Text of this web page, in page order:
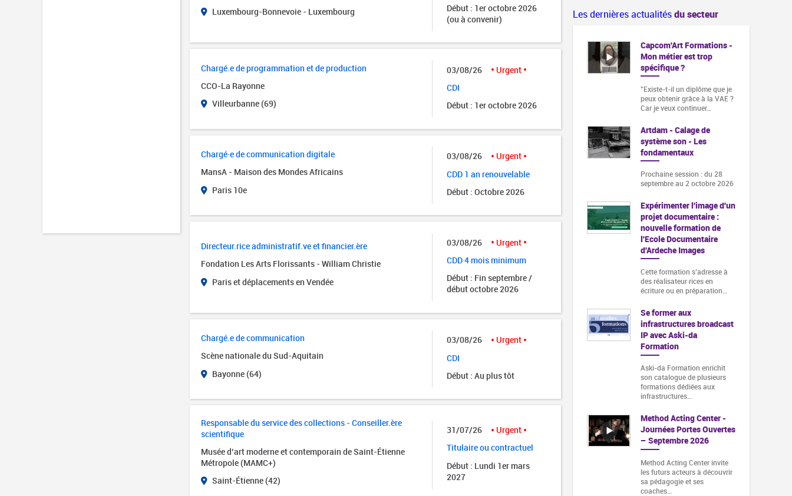
Luxembourg-Bonnevoie - Luxembourg
Début : 1er octobre 2026
(ou à convenir)
Chargé.e de programmation et de production
CCO-La Rayonne
Villeurbanne (69)
03/08/26
Urgent
CDI
Début : 1er octobre 2026
Chargé·e de communication digitale
MansA - Maison des Mondes Africains
Paris 10e
03/08/26
Urgent
CDD 1 an renouvelable
Début : Octobre 2026
Directeur.rice administratif.ve et financier.ère
Fondation Les Arts Florissants - William Christie
Paris et déplacements en Vendée
03/08/26
Urgent
CDD 4 mois minimum
Début : Fin septembre /
début octobre 2026
Chargé.e de communication
Scène nationale du Sud-Aquitain
Bayonne (64)
03/08/26
Urgent
CDI
Début : Au plus tôt
Responsable du service des collections - Conseiller.ère
scientifique
Musée d’art moderne et contemporain de Saint-Étienne
Métropole (MAMC+)
Saint-Étienne (42)
31/07/26
Urgent
Titulaire ou contractuel
Début : Lundi 1er mars
2027
Les dernières actualitésdu secteur
Capcom'Art Formations -
Mon métier est trop
spécifique ?
"Existe-t-il un diplôme que je
peux obtenir grâce à la VAE ?
Car je veux continuer…
Artdam - Calage de
système son - Les
fondamentaux
Prochaine session : du 28
septembre au 2 octobre 2026
Expérimenter l'image d'un
projet documentaire :
nouvelle formation de
l'Ecole Documentaire
d'Ardeche Images
Cette formation s‘adresse à
des réalisateur·rices en
écriture ou en préparation…
Se former aux
infrastructures broadcast
IP avec Aski-da
Formation
Aski-da Formation enrichit
son catalogue de plusieurs
formations dédiées aux
infrastructures…
Method Acting Center -
Journées Portes Ouvertes
– Septembre 2026
Method Acting Center invite
les futurs acteurs à découvrir
sa pédagogie et ses
coaches…